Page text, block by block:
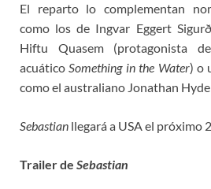
El reparto lo complementan
como los de Ingvar Eggert
Hiftu Quasem (protagonista
acuáticoSomething in the Water) o
como el australiano Jonathan Hyde
Sebastian llegará a USA el próximo
Trailer de Sebastian